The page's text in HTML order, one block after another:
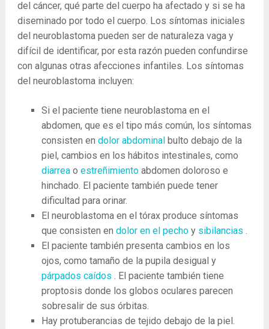
del cáncer, qué parte del cuerpo ha afectado y si se ha
diseminado por todo el cuerpo. Los síntomas iniciales
del neuroblastoma pueden ser de naturaleza vaga y
difícil de identificar, por esta razón pueden confundirse
con algunas otras afecciones infantiles. Los síntomas
del neuroblastoma incluyen:
Si el paciente tiene neuroblastoma en el
abdomen, que es el tipo más común, los síntomas
consisten en dolor abdominal bulto debajo de la
piel, cambios en los hábitos intestinales, como
diarrea o estreñimiento abdomen doloroso e
hinchado. El paciente también puede tener
dificultad para orinar.
El neuroblastoma en el tórax produce síntomas
que consisten en dolor en el pecho y sibilancias .
El paciente también presenta cambios en los
ojos, como tamaño de la pupila desigual y
párpados caídos . El paciente también tiene
proptosis donde los globos oculares parecen
sobresalir de sus órbitas.
Hay protuberancias de tejido debajo de la piel.